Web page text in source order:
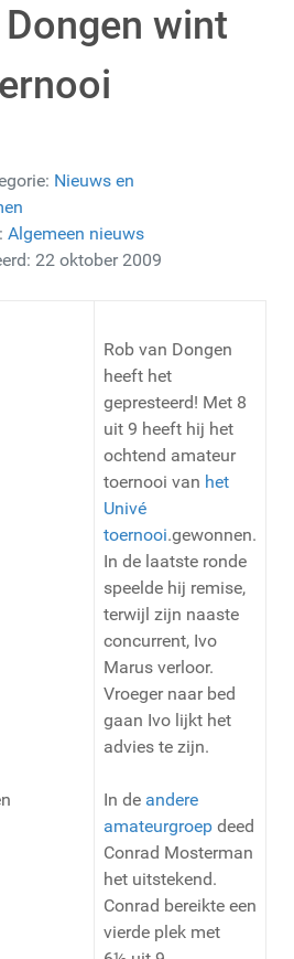
wint
Nieuws en
Algemeen nieuws
22 oktober 2009
Rob van Dongen
heeft het
gepresteerd! Met 8
uit 9 heeft hij het
ochtend amateur
toernooi van het
Univé
toernooi.gewonnen.
In de laatste ronde
speelde hij remise,
terwijl zijn naaste
concurrent, Ivo
Marus verloor.
Vroeger naar bed
gaan Ivo lijkt het
advies te zijn.
In de andere
amateurgroep deed
Conrad Mosterman
het uitstekend.
Conrad bereikte een
vierde plek met